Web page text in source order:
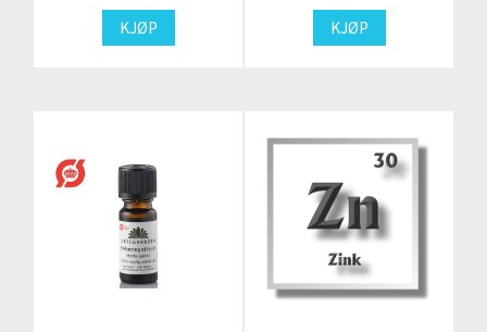
KJØP KJØP